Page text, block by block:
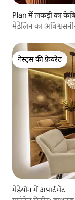
Plan में लकड़ी का
मेडेलिन का
गेस्ट्स की फ़ेवरेट
गेस्ट्स की फ़ेवरेट
मेडेयीन में अपार्टमेंट